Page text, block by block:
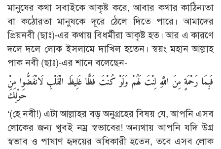
মানুষের কথা সবাইকে আকৃষ্ট করে, আবার কথার কাঠিন্যতা
বা কঠোরতা মানুষকে দূরে ঠেলে দিতে পারে। আমাদের
প্রিয়নবী (ছাঃ)-এর কথায় বিধর্মীরা আকৃষ্ট হত। আর এ কারণে
দলে দলে লোক ইসলামে দাখিল হতেন। স্বয়ং মহান আল্লাহ
পাক নবী (ছাঃ)-এর শানে বলেছেন-
فَبِمَا رَحْمَةٍ مِنَ اللَّهِ لِنْتَ لَهُمْ وَلَوْ كُنْتَ فَظًّا غَلِيظَ الْقَلْبِ لَانْفَضُّوا مِنْ
حَوْلِكَ
‘(হে নবী!) এটা আল্লাহর বড় অনুগ্রহের বিষয় যে, আপনি এসব
লোকের জন্য খুবই নম্র স্বভাবের! অন্যথায় আপনি যদি উগ্র
স্বভাব ও পাষাণ হৃদয়ের অধিকারী হতেন, তবে এসব লোক